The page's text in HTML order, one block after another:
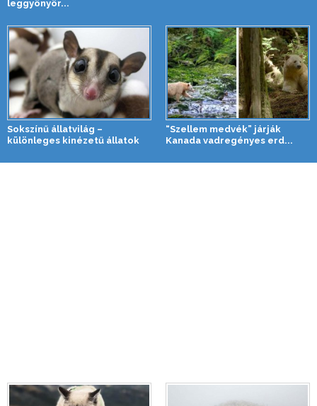
leggyönyör...
Sokszínű állatvilág –
különleges kinézetű állatok
“Szellem medvék” járják
Kanada vadregényes erd...